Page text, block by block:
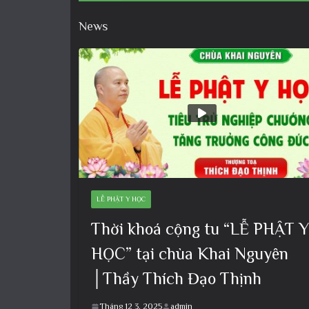
News
LỄ PHẬT Y HỌC
Thời khoá cộng tu “LỄ PHẬT Y
HỌC” tại chùa Khai Nguyên
│Thầy Thích Đạo Thịnh
Tháng 12 3, 2025 admin